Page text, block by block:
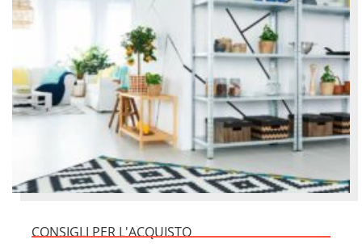
CONSIGLI PER L'ACQUISTO